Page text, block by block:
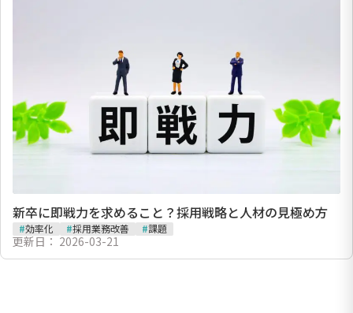
新卒に即戦力を求めること？採用戦略と人材の見極め方
#効率化 #採用業務改善 #課題
更新日：2026-03-21